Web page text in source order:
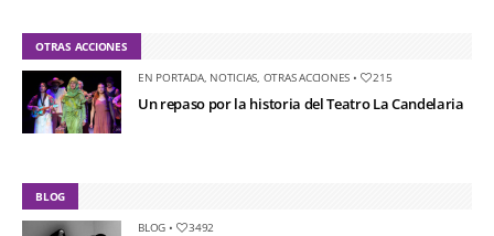
OTRAS ACCIONES
EN PORTADA, NOTICIAS OTRAS ACCIONES • 215
Un repaso por la historia del Teatro La Candelaria
BLOG
BLOG • 3492